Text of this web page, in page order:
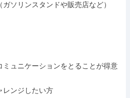
ソリンスタンドや販売店など）
ミュニケーションをとることが得意
レンジしたい方